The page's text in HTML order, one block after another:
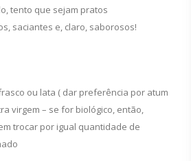
tento que sejam pratos
saciantes e, claro, saborosos!
ou lata ( dar preferência por atum
virgem – se for biológico, então,
trocar por igual quantidade de